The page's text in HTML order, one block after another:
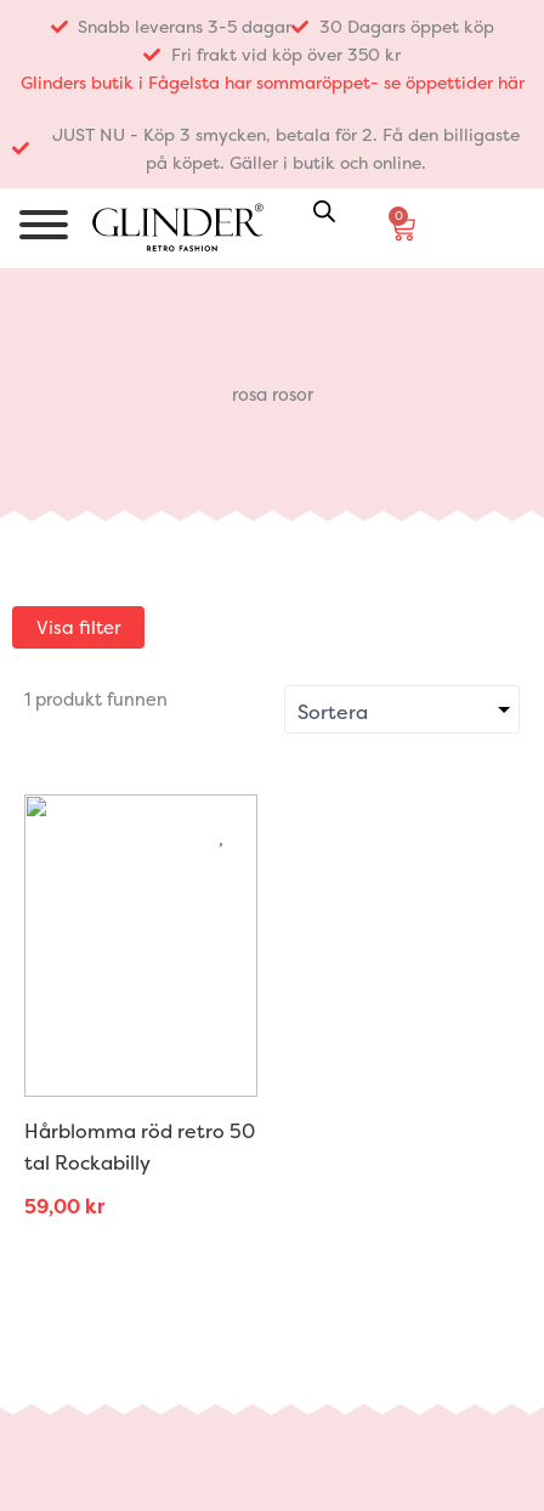
innehåll
Snabb leverans 3-5 dagar
30 Dagars öppet köp
Fri frakt vid köp över 350 kr
Glinders butik i Fågelsta har sommaröppet- se öppettider här
JUST NU - Köp 3 smycken, betala för 2. Få den billigaste
på köpet. Gäller i butik och online.
0
Varukorg
rosa rosor
Visa filter
1 produkt funnen
Hårblomma röd retro 50
tal Rockabilly
59,00 kr